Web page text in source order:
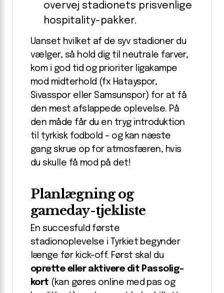
overvej stadionets prisvenlige
hospitality-pakker.
Uanset hvilket af de syv stadioner du
vælger, så hold dig til neutrale farver,
kom i god tid og prioriter ligakampe
mod midterhold (fx Hatayspor,
Sivasspor eller Samsunspor) for at få
den mest afslappede oplevelse. På
den måde får du en tryg introduktion
til tyrkisk fodbold – og kan næste
gang skrue op for atmosfæren, hvis
du skulle få mod på det!
Planlægning og
gameday-tjekliste
En succesfuld første
stadionoplevelse i Tyrkiet begynder
længe før kick-off. Først skal du
oprette eller aktivere dit Passolig-
kort (kan gøres online med pas og